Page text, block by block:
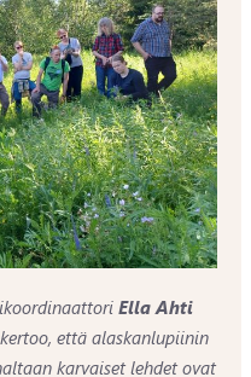
Ella Ahti
että alaskanlupiinin
karvaiset lehdet ovat